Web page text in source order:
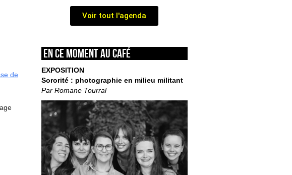
de
Voir tout l'agenda
En ce moment au café
EXPOSITION
Sororité : photographie en milieu militant
Par Romane Tourral